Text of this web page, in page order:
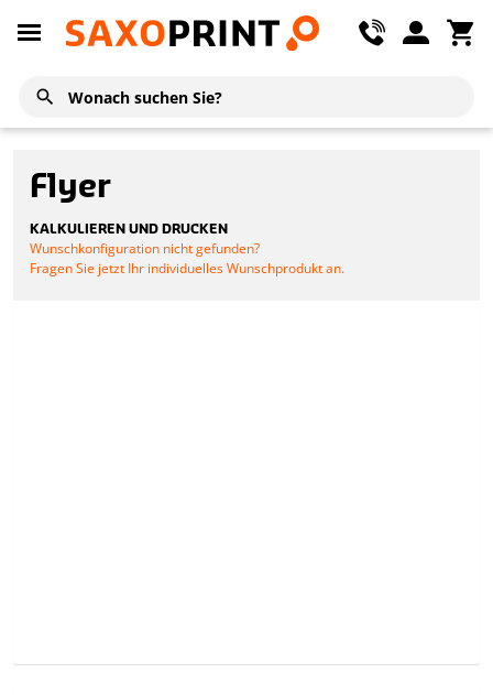
Flyer
KALKULIEREN UND DRUCKEN
Wunschkonfiguration nicht gefunden?
Fragen Sie jetzt Ihr individuelles Wunschprodukt an.